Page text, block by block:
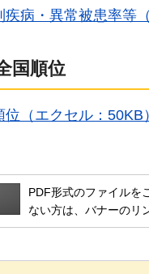
疾病・異常被患率等
国順位
位（エクセル：50KB
PDF形式のファイルを
ない方は、バナーのリ